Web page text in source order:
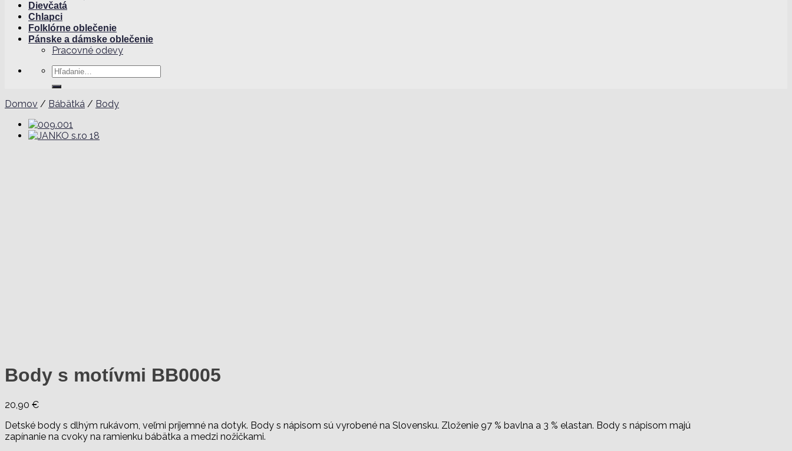
Dievčatá
Chlapci
Folklórne oblečenie
Pánske a dámske oblečenie
Pracovné odevy
Hľadať:
Domov / Bábätká / Body
Body s motívmi BB0005
20,90 €
Detské body s dlhým rukávom, veľmi príjemné na dotyk. Body s nápisom sú vyrobené na Slovensku. Zloženie 97 % bavlna a 3 % elastan. Body s nápisom majú
zapínanie na cvoky na ramienku bábätka a medzi nožičkami.